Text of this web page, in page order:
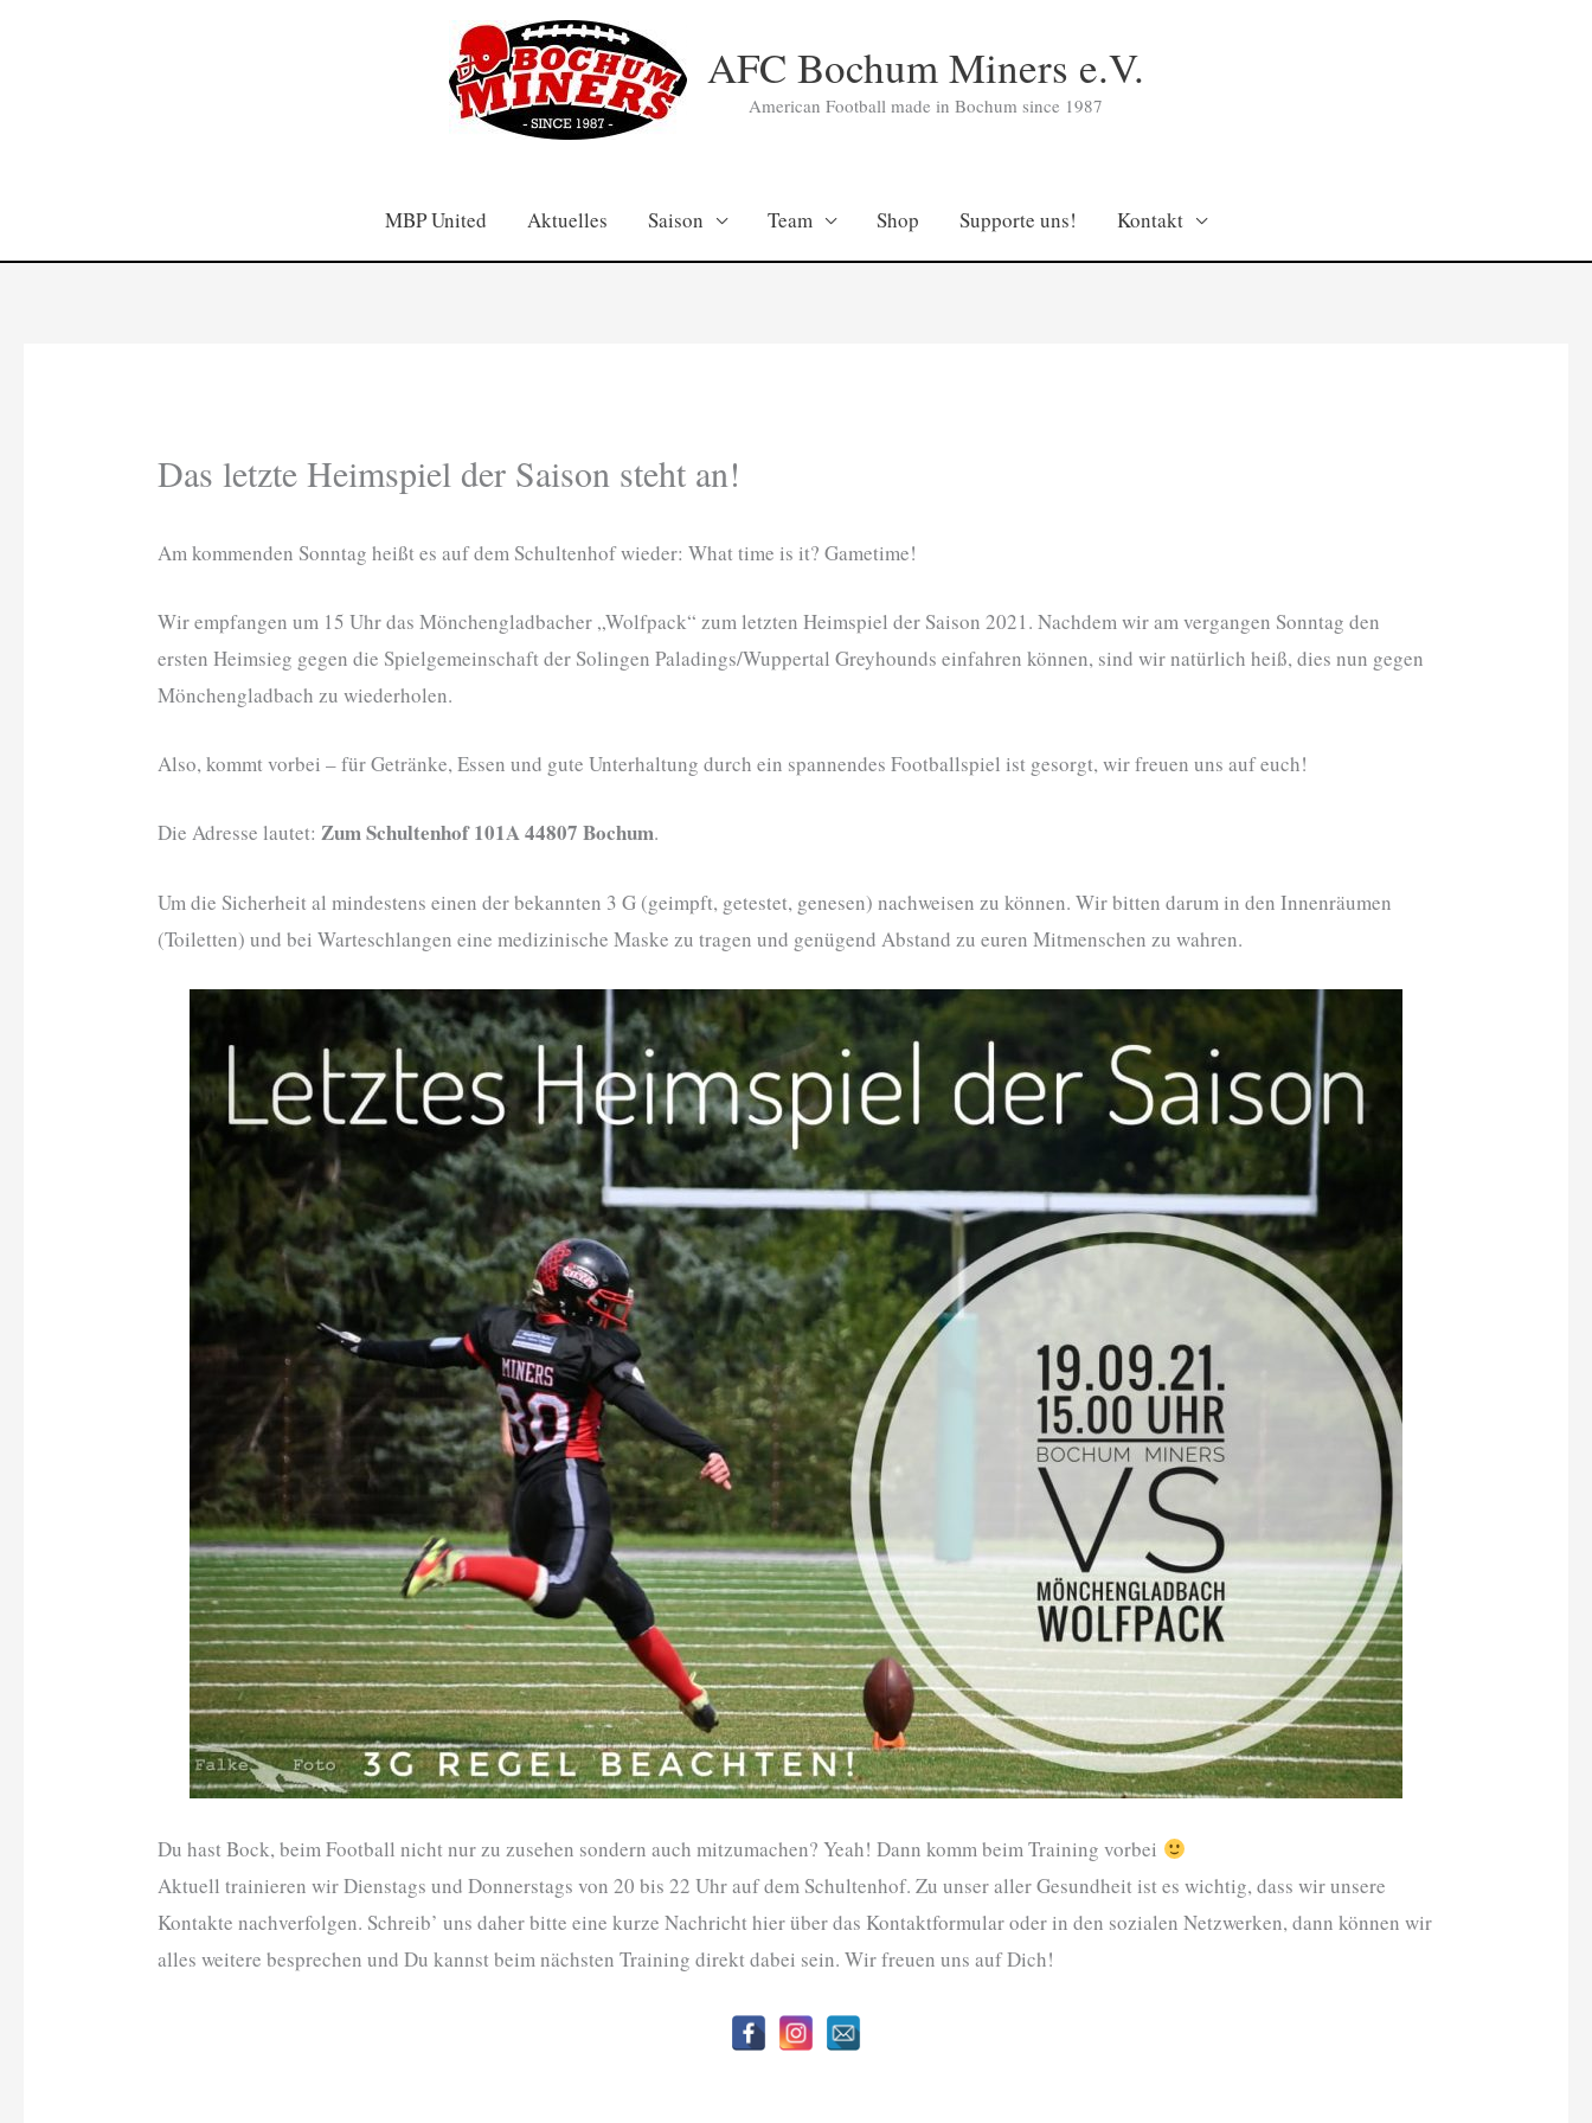
AFC Bochum Miners e.V.
American Football made in Bochum since 1987
MBP United Aktuelles Saison Team Shop Supporte uns! Kontakt
Das letzte Heimspiel der Saison steht an!
Am kommenden Sonntag heißt es auf dem Schultenhof wieder: What time is it? Gametime!
Wir empfangen um 15 Uhr das Mönchengladbacher „Wolfpack“ zum letzten Heimspiel der Saison 2021. Nachdem wir am vergangen Sonntag den
ersten Heimsieg gegen die Spielgemeinschaft der Solingen Paladings/Wuppertal Greyhounds einfahren können, sind wir natürlich heiß, dies nun gegen
Mönchengladbach zu wiederholen.
Also, kommt vorbei – für Getränke, Essen und gute Unterhaltung durch ein spannendes Footballspiel ist gesorgt, wir freuen uns auf euch!
Die Adresse lautet:Zum Schultenhof 101A 44807 Bochum.
Um die Sicherheit al mindestens einen der bekannten 3 G (geimpft, getestet, genesen) nachweisen zu können. Wir bitten darum in den Innenräumen
(Toiletten) und bei Warteschlangen eine medizinische Maske zu tragen und genügend Abstand zu euren Mitmenschen zu wahren.
Du hast Bock, beim Football nicht nur zu zusehen sondern auch mitzumachen? Yeah! Dann komm beim Training vorbei
Aktuell trainieren wir Dienstags und Donnerstags von 20 bis 22 Uhr auf dem Schultenhof. Zu unser aller Gesundheit ist es wichtig, dass wir unsere
Kontakte nachverfolgen. Schreib’ uns daher bitte eine kurze Nachricht hier über das Kontaktformular oder in den sozialen Netzwerken, dann können wir
alles weitere besprechen und Du kannst beim nächsten Training direkt dabei sein. Wir freuen uns auf Dich!